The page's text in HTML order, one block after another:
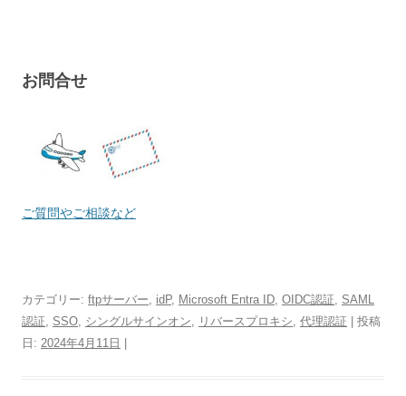
お問合せ
ご質問やご相談など
カテゴリー: ftpサーバー idP, Microsoft Entra ID OIDC認証 SAML
認証 SSO シングルサインオン リバースプロキシ 代理認証 | 投稿
日: 2024年4月11日 |